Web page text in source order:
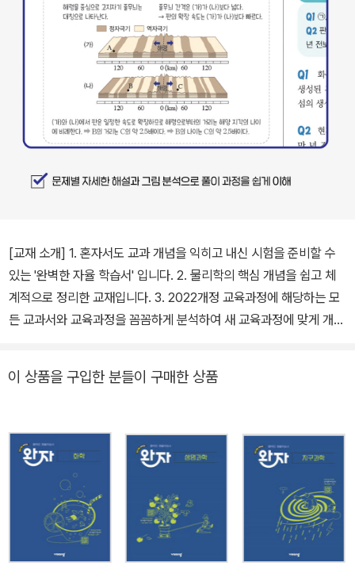
[교재 소개] 1. 혼자서도 교과 개념을 익히고 내신 시험을 준비할 수
있는 '완벽한 자율 학습서' 입니다. 2. 물리학의 핵심 개념을 쉽고 체
계적으로 정리한 교재입니다. 3. 2022개정 교육과정에 해당하는 모
든 교과서와 교육과정을 꼼꼼하게 분석하여 새 교육과정에 맞게 개선
니다. _ 완자쌤 비법 특강, 암기해!, 주의해!, 궁금해? 등의 공부 tip으
교 시험 문제와 비슷한 유형의 문제들로 구성되어 학교 시험에 자신
감을 가질 수 있습니다. 3. 또 한 권의 책 '정답친해' _ 모든 문제에 대
한 자세한 해설은 기본! 꼼꼼 문제 분석을 통해 그림으로 설명해 주어
더 쉽게 문제 해설을 이해할 수 있습니다. 4. 핵심 자료를 모아 놓은
'완자쌤의 비밀노트' _ 시험에 꼭 나오는 핵심 자료만 모아 놓아 시험
전에 한 번에 정리할 수 있습니다. 그동안 선배들에게 가장 큰 사랑을
이 상품을 구입한 분들이 구매한 상품